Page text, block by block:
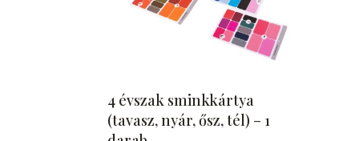
4 évszak sminkkártya
(tavasz, nyár, ősz, tél) – 1